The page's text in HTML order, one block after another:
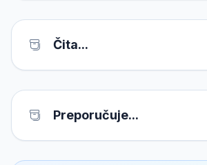
Čita...
Preporučuje...